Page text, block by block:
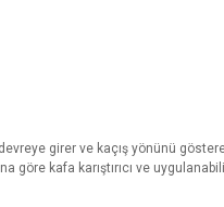
girer ve kaçış yönünü
göre kafa karıştırıcı ve